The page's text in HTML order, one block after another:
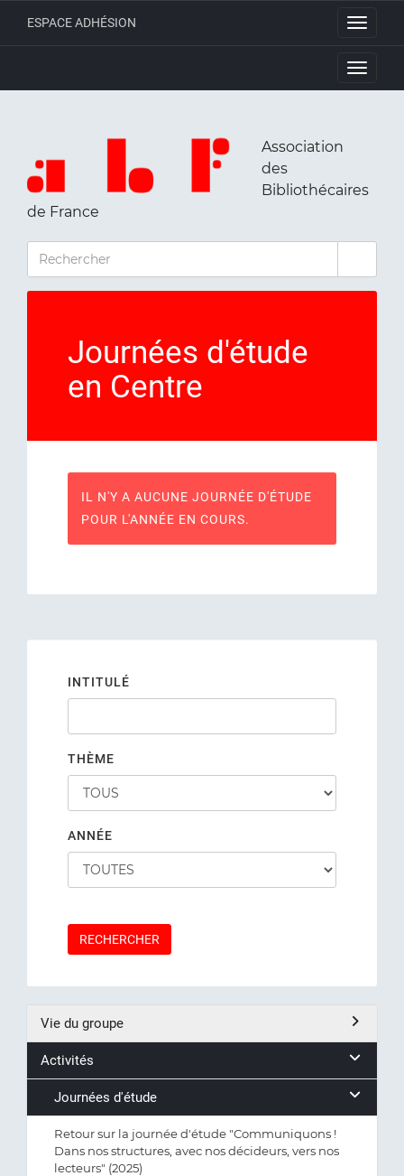
Toggle
ESPACE ADHÉSION
Toggle
Association
des
Bibliothécaires
de France
RECHERCHER
Journées d'étude
en Centre
IL N'Y A AUCUNE JOURNÉE D'ÉTUDE
POUR L'ANNÉE EN COURS.
INTITULÉ
THÈME
ANNÉE
RECHERCHER
Vie du groupe
Activités
Journées d'étude
Retour sur la journée d'étude "Communiquons !
Dans nos structures, avec nos décideurs, vers nos
lecteurs" (2025)